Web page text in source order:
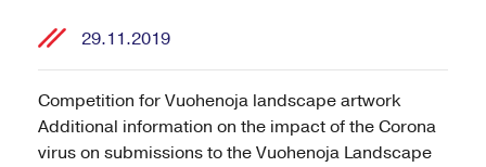
29.11.2019
Competition for Vuohenoja landscape artwork
Additional information on the impact of the Corona
virus on submissions to the Vuohenoja Landscape